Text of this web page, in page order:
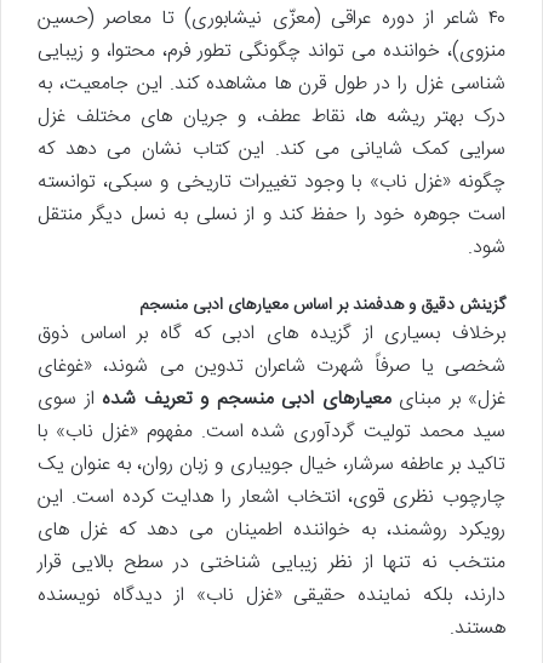
۴۰ شاعر از دوره عراقی (معزّی نیشابوری) تا معاصر (حسین
منزوی)، خواننده می تواند چگونگی تطور فرم، محتوا، و زیبایی
شناسی غزل را در طول قرن ها مشاهده کند. این جامعیت، به
درک بهتر ریشه ها، نقاط عطف، و جریان های مختلف غزل
سرایی کمک شایانی می کند. این کتاب نشان می دهد که
چگونه «غزل ناب» با وجود تغییرات تاریخی و سبکی، توانسته
است جوهره خود را حفظ کند و از نسلی به نسل دیگر منتقل
شود.
گزینش دقیق و هدفمند بر اساس معیارهای ادبی منسجم
برخلاف بسیاری از گزیده های ادبی که گاه بر اساس ذوق
شخصی یا صرفاً شهرت شاعران تدوین می شوند، «غوغای
غزل» بر مبنایمعیارهای ادبی منسجم و تعریف شده از سوی
سید محمد تولیت گردآوری شده است. مفهوم «غزل ناب» با
تاکید بر عاطفه سرشار، خیال جویباری و زبان روان، به عنوان یک
چارچوب نظری قوی، انتخاب اشعار را هدایت کرده است. این
رویکرد روشمند، به خواننده اطمینان می دهد که غزل های
منتخب نه تنها از نظر زیبایی شناختی در سطح بالایی قرار
دارند، بلکه نماینده حقیقی «غزل ناب» از دیدگاه نویسنده
هستند.